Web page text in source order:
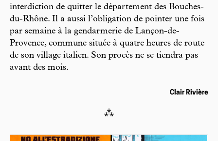
interdiction de quitter le département des Bouches-
du-Rhône. Il a aussi l’obligation de pointer une fois
par semaine à la gendarmerie de Lançon-de-
Provence, commune située à quatre heures de route
de son village italien. Son procès ne se tiendra pas
avant des mois.
Clair Rivière
⁂